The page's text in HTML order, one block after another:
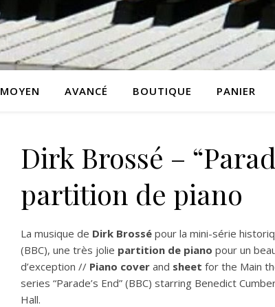
MOYEN AVANCÉ BOUTIQUE PANIER
Dirk Brossé –
partition de piano
La musique de Dirk Brossépour la mini-série
(BBC), une très jolie partition de piano pour un
d’exception // Piano coverand sheet for the Main
series “Parade’s End” (BBC) starring Benedict
Hall.